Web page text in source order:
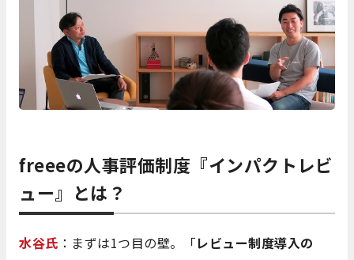
freeeの人事評価制度『インパクトレビ
ュー』とは？
水谷氏 ：まずは1つ目の壁。「レビュー制度導入の